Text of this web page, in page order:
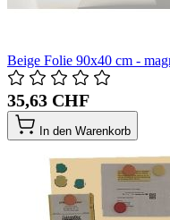
Beige Folie 90x40 cm -
35,63 CHF
In den Warenkorb